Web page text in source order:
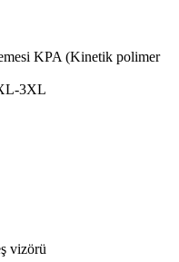
KPA (Kinetik polimer
3XL
vizörü